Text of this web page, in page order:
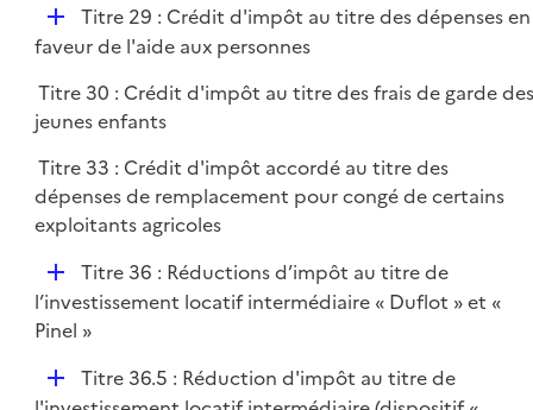
D
é
l
i
e
r
Titre 29 : Crédit d'impôt au titre des dépenses en
faveur de l'aide aux personnes
Titre 30 : Crédit d'impôt au titre des frais de garde
jeunes enfants
Titre 33 : Crédit d'impôt accordé au titre des
dépenses de remplacement pour congé de certains
exploitants agricoles
D
é
p
Titre 36 : Réductions d’impôt au titre de
l’investissement locatif intermédiaire « Duflot » et «
Pinel »
DTitre 36.5 : Réduction d'impôt au titre de